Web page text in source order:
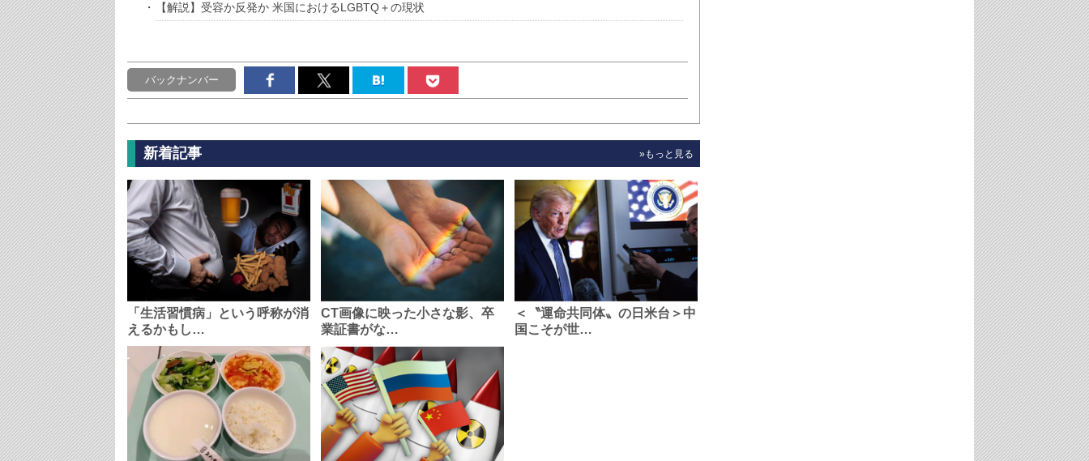
【解説】受容か反発か 米国におけるLGBTQ＋の現状
バックナンバー
新着記事 »もっと見る
「生活習慣病」という呼称が消
えるかもし…
CT画像に映った小さな影、卒
業証書がな…
＜〝運命共同体〟の日米台＞中
国こそが世…